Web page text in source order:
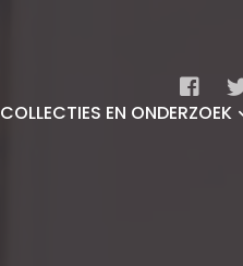
COLLECTIES EN ONDERZOEK